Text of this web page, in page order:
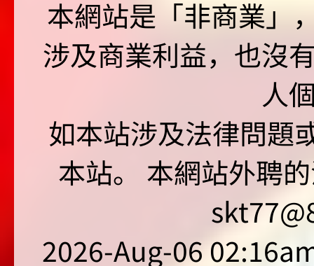
本網站是「非商業
涉及商業利益，也沒
人
如本站涉及法律問題
本站。 本網站外聘
2026-Aug-06